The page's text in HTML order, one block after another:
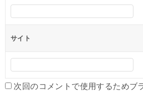
サイト
次回のコメントで使用するためブ